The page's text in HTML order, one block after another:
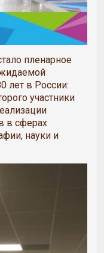
пленарное
лет в России:
участники
в сферах
науки и